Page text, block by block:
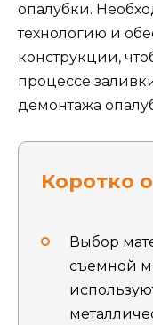
опалубки.
технологию и
конструкции,
процессе
демонтажа
Коротко
Выбор
съемной